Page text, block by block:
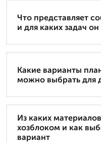
Что представляет
и для каких задач
Какие варианты
можно выбрать для
Из каких
хозблоком и как
вариант